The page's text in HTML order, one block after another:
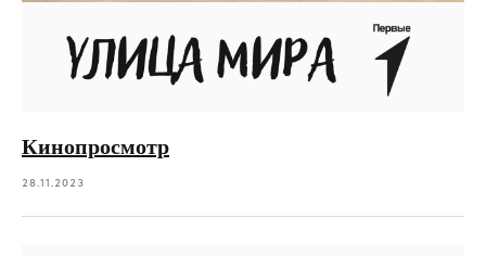
Кинопросмотр
28.11.2023